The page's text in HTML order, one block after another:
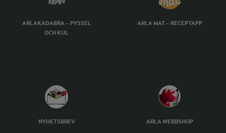
ARLAKADABRA – PYSSEL
OCH KUL
ARLA MAT – RECEPTAPP
NYHETSBREV ARLA WEBBSHOP